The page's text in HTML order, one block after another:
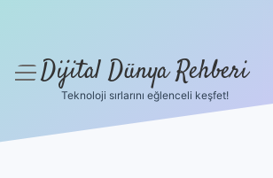
menüyüDijital Dünya Rehberi
Teknoloji sırlarını eğlenceli keşfet!